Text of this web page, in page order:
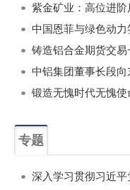
紫金矿业：高位进阶
中国恩菲与绿色动
铸造铝合金期货交
专题
深入学习贯彻习近平